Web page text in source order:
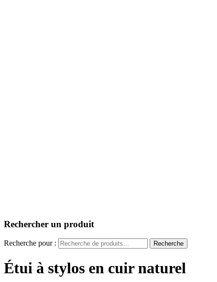
Rechercher un produit
Recherche pour : Recherche
Étui à stylos en cuir naturel